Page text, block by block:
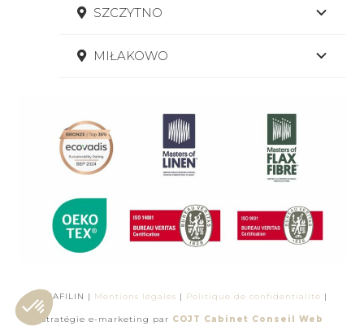
SZCZYTNO
MIŁAKOWO
© SAFILIN | Mentions légales | Politique de confidentialité |
Stratégie e-marketing par COJT Cabinet Conseil Web